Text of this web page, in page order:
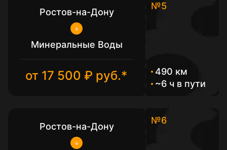
Ростов-на-Дону
Минеральные Воды
от 17 500 ₽ руб.*
№5
490 км
~6 ч в пути
Ростов-на-Дону
№6